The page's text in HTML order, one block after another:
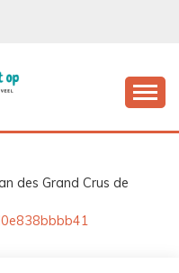
des Grand Crus de